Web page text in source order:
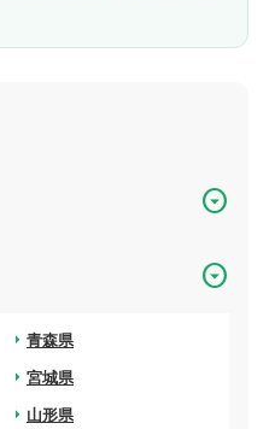
arrow_drop_down_circle
arrow_drop_down_circle
青森県
arrow_right
宮城県
arrow_right
山形県
arrow_right